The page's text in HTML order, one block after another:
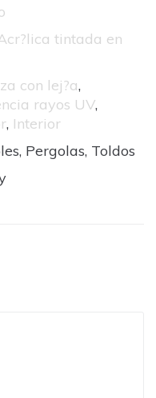
tintada en
con lej?a,
rayos UV,
, Interior
Pergolas, Toldos